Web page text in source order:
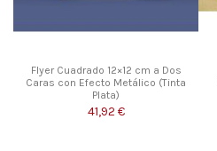
Flyer Cuadrado 12×12 cm a Dos
Caras con Efecto Metálico (Tinta
Plata)
41,92 €